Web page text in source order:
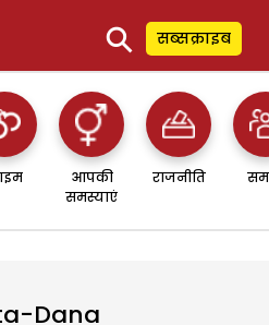
⚲ सब्सक्राइब
आपकी
समस्याएं
राजनीति
Dana